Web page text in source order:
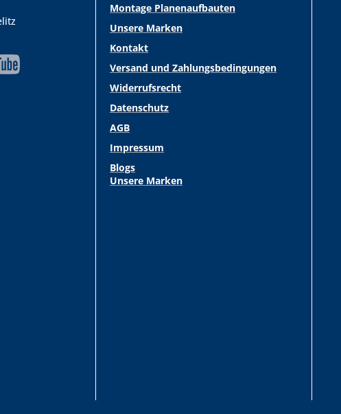
Montage Planenaufbauten
Unsere Marken
Kontakt
Versand und Zahlungsbedingungen
Widerrufsrecht
Datenschutz
AGB
Impressum
Blogs
Unsere Marken